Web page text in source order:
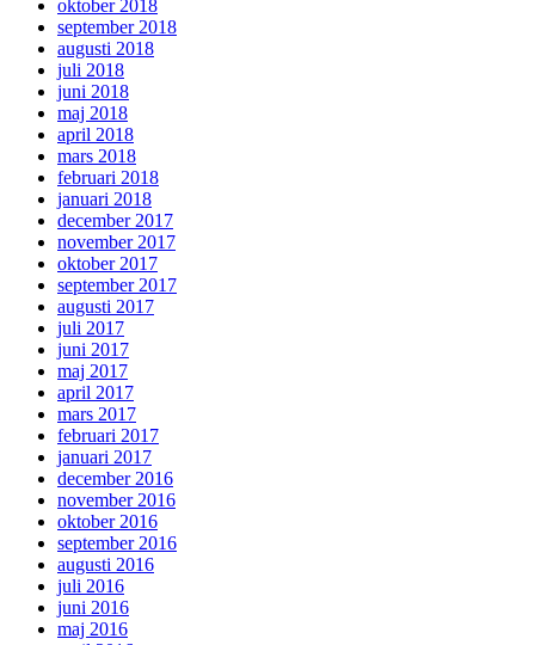
oktober 2018
september 2018
augusti 2018
juli 2018
juni 2018
maj 2018
april 2018
mars 2018
februari 2018
januari 2018
december 2017
november 2017
oktober 2017
september 2017
augusti 2017
juli 2017
juni 2017
maj 2017
april 2017
mars 2017
februari 2017
januari 2017
december 2016
november 2016
oktober 2016
september 2016
augusti 2016
juli 2016
juni 2016
maj 2016